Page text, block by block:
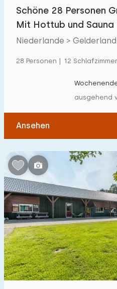
Zum Meer(max. km):
Zum Wald(max. km):
5 10
1 2
Zu öffentlichen
0,2
Unterkunft
Nicht im Ferienpark
Im Ferienpark
Einfamilienhaus
Schöne 28 Personen
Mit Hottub und Sauna
Niederlande >
28 Personen | 12
ausgehend
Ansehen